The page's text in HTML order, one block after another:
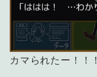
カマられたー！！！